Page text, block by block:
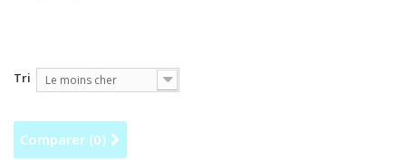
Tri Le moins cher
Comparer (0)